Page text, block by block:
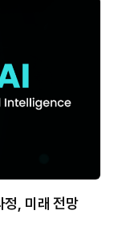
, 미래 전망